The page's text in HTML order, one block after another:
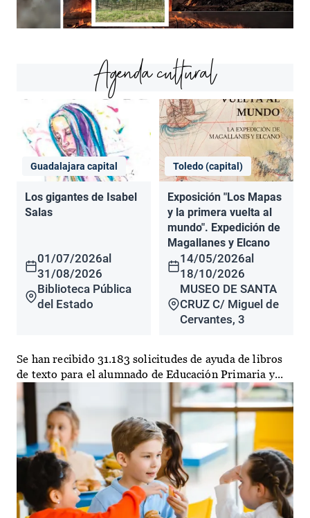
Agenda cultural
Guadalajara capital
Los gigantes de Isabel
Salas
01/07/2026al
31/08/2026
Biblioteca Pública
del Estado
Toledo (capital)
Exposición "Los Mapas
y la primera vuelta al
mundo". Expedición de
Magallanes y Elcano
14/05/2026al
18/10/2026
MUSEO DE SANTA
CRUZ C/ Miguel de
Cervantes, 3
Se han recibido 31.183 solicitudes de ayuda de libros
de texto para el alumnado de Educación Primaria y...